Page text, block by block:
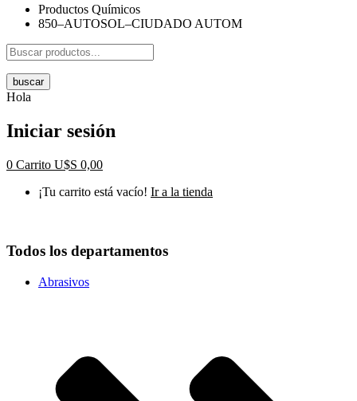
Productos Químicos
850–AUTOSOL–CIUDADO AUTOM
buscar
Hola
Iniciar sesión
0 Carrito U$S 0,00
¡Tu carrito está vacío! Ir a la tienda
Todos los departamentos
Abrasivos